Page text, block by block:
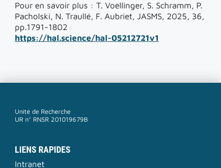
Pour en savoir plus : T. Voellinger, S. Schramm, P.
Pacholski, N. Traullé, F. Aubriet, JASMS, 2025, 36,
pp.1791-1802
https://hal.science/hal-05212721v1
Unité de Recherche
UR n° RNSR 201019679B
LIENS RAPIDES
Intranet